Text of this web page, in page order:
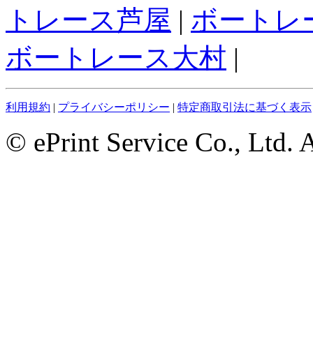
トレース芦屋 | ボートレ
ボートレース大村 |
利用規約 | プライバシーポリシー | 特定商取引法に基づく表示
© ePrint Service Co., Ltd.